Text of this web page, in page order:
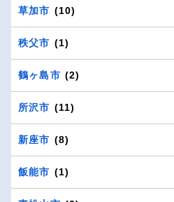
草加市 (10)
秩父市 (1)
鶴ヶ島市 (2)
所沢市 (11)
新座市 (8)
飯能市 (1)